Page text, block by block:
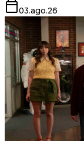
03.ago.26